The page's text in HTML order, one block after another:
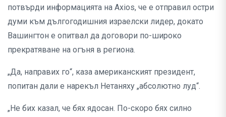
потвърди информацията на Axios, че е отправил остри
думи към дългогодишния израелски лидер, докато
Вашингтон е опитвал да договори по-широко
прекратяване на огъня в региона.
„Да, направих го“, каза американският президент,
попитан дали е нарекъл Нетаняху „абсолютно луд“.
„Не бих казал, че бях ядосан. По-скоро бях силно